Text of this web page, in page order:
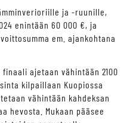
ja -ruunille,
enintään 60 000 €, ja
em. ajankohtana
ajetaan vähintään 2100
kilpaillaan Kuopiossa
vähintään kahdeksan
hevosta. Mukaan pääsee